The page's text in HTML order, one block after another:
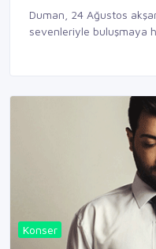
Duman, 24 Ağustos
sevenleriyle buluşmaya
Konser